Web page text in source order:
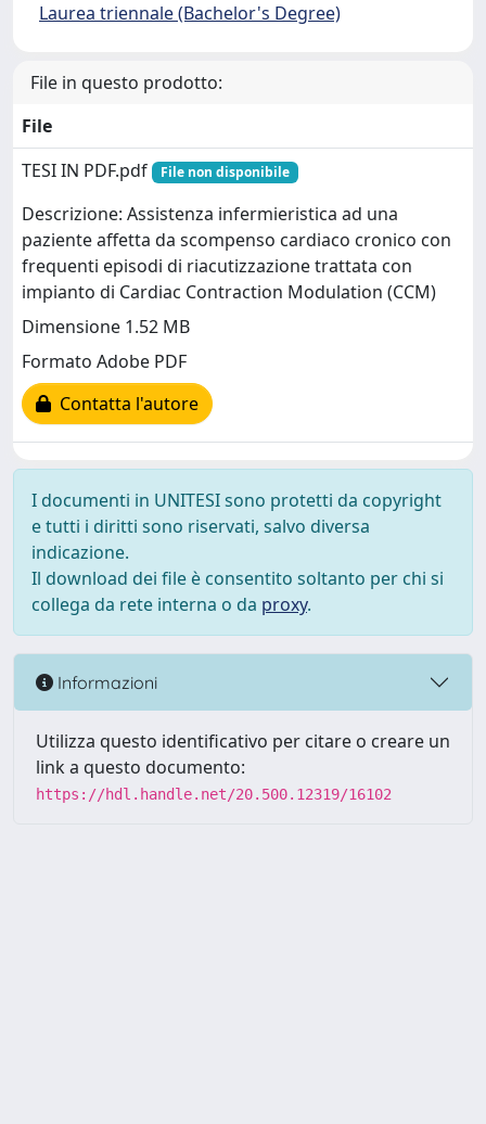
Laurea triennale (Bachelor's Degree)
File in questo prodotto:
File
TESI IN PDF.pdf
File non disponibile
Descrizione: Assistenza infermieristica ad una
paziente affetta da scompenso cardiaco cronico con
frequenti episodi di riacutizzazione trattata con
impianto di Cardiac Contraction Modulation (CCM)
Dimensione 1.52 MB
Formato Adobe PDF
Contatta l'autore
I documenti in UNITESI sono protetti da copyright
e tutti i diritti sono riservati, salvo diversa
indicazione.
Il download dei file è consentito soltanto per chi si
collega da rete interna o da proxy.
Informazioni
Utilizza questo identificativo per citare o creare un
link a questo documento:
https://hdl.handle.net/20.500.12319/16102